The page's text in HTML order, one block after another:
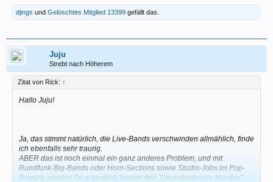
djings und Gelöschtes Mitglied 13399 gefällt das.
Juju
Strebt nach Höherem
Zitat von Rick: ↑
Hallo Juju!
Ja, das stimmt natürlich, die Live-Bands verschwinden allmählich, finde
ich ebenfalls sehr traurig.
ABER das ist noch einmal ein ganz anderes Problem, und mit
Rundfunk-Big-Bands oder Horn-Sections sowie Studio-Jobs im Pop-
Bereich sprichst Du eigentlich bereits den "Dienstleistungs-Musiker"